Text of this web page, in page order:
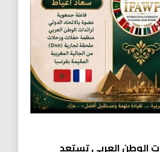
الوطن العربي تستعد